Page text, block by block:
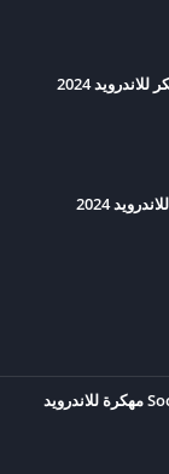
تحميل Soccer Hero PvP Football Game مهكرة للاندرويد